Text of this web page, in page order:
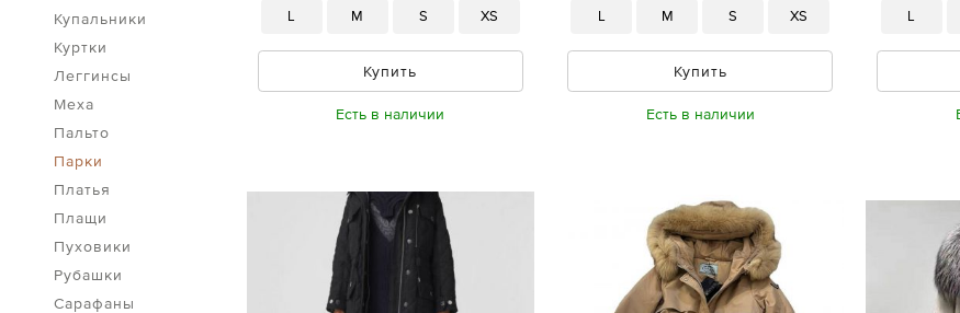
Купальники
Куртки
Леггинсы
Меха
Пальто
Парки
Платья
Плащи
Пуховики
Рубашки
Сарафаны
L M S XS
Купить
Есть в наличии
L M S XS
Купить
Есть в наличии
L